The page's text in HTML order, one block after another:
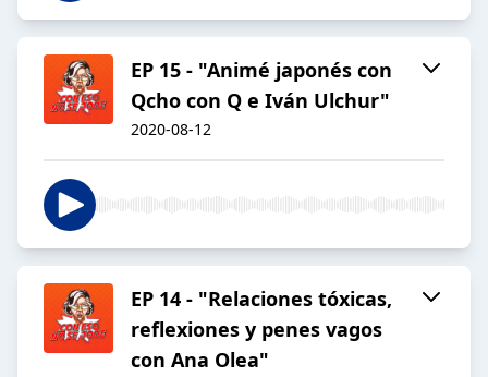
EP 15 - "Animé japonés con
Qcho con Q e Iván Ulchur"
2020-08-12
EP 14 - "Relaciones tóxicas,
reflexiones y penes vagos
con Ana Olea"